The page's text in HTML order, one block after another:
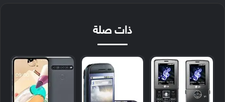
ذات صلة